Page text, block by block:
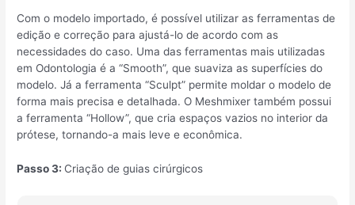
Com o modelo importado, é possível utilizar as ferramentas de
edição e correção para ajustá-lo de acordo com as
necessidades do caso. Uma das ferramentas mais utilizadas
em Odontologia é a “Smooth”, que suaviza as superfícies do
modelo. Já a ferramenta “Sculpt” permite moldar o modelo de
forma mais precisa e detalhada. O Meshmixer também possui
a ferramenta “Hollow”, que cria espaços vazios no interior da
prótese, tornando-a mais leve e econômica.
Passo 3: Criação de guias cirúrgicos